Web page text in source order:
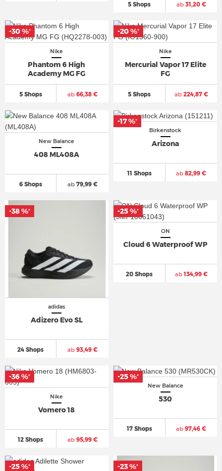
5 Shops ab31,20 €
Nike
Phantom 6 High
Academy MG FG
5 Shops ab66,38 €
-30 %*
Nike
Mercurial Vapor 17 Elite
FG
5 Shops ab224,87 €
-20 %*
New Balance
408 ML408A
6 Shops ab79,99 €
Birkenstock
Arizona
11 Shops ab 82,99 €
-17 %*
adidas
Adizero Evo SL
24 Shops ab93,49 €
-38 %*
ON
Cloud 6 Waterproof WP
20 Shops ab134,99 €
-25 %*
Nike
Vomero 18
12 Shops ab95,99 €
-36 %*
New Balance
530
17 Shops ab 97,46 €
-25 %*
-25 %* -23 %*